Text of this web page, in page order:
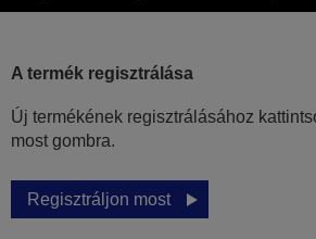
A termék regisztrálása
Új termékének regisztrálásához
most gombra.
Regisztráljon most